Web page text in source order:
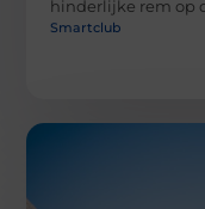
hinderlijke rem op
Smartclub